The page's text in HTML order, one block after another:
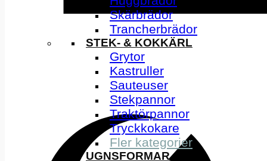
Skärbrädor
Trancherbrädor
STEK- & KOKKÄRL
Grytor
Kastruller
Sauteuser
Stekpannor
Traktörpannor
Tryckkokare
Fler kategorier
UGNSFORMAR